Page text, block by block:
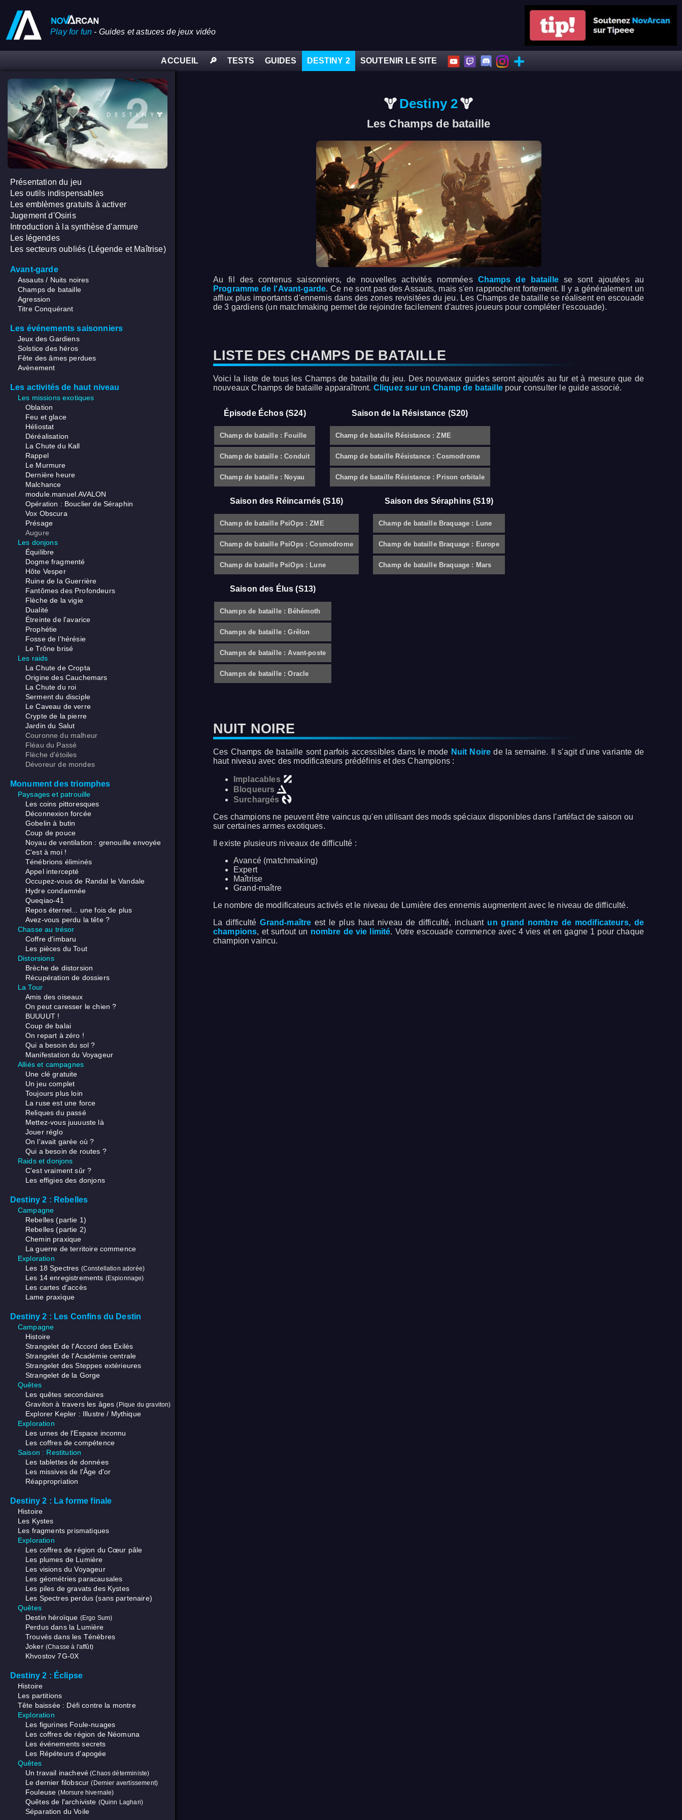
Play for fun - Guides et astuces de jeux vidéo
ACCUEIL 🔎 TESTS GUIDES DESTINY 2 SOUTENIR LE SITE
Présentation du jeu
Les outils indispensables
Les emblèmes gratuits à activer
Jugement d'Osiris
Introduction à la synthèse d'armure
Les légendes
Les secteurs oubliés (Légende et Maîtrise)
Avant-garde
Assauts / Nuits noires
Champs de bataille
Agression
Titre Conquérant
Les événements saisonniers
Jeux des Gardiens
Solstice des héros
Fête des âmes perdues
Avènement
Les activités de haut niveau
Les missions exotiques
Oblation
Feu et glace
Héliostat
Déréalisation
La Chute du Kall
Rappel
Le Murmure
Dernière heure
Malchance
module.manuel.AVALON
Opération : Bouclier de Séraphin
Vox Obscura
Présage
Augure
Les donjons
Équilibre
Dogme fragmenté
Hôte Vesper
Ruine de la Guerrière
Fantômes des Profondeurs
Flèche de la vigie
Dualité
Étreinte de l'avarice
Prophétie
Fosse de l'hérésie
Le Trône brisé
Les raids
La Chute de Cropta
Origine des Cauchemars
La Chute du roi
Serment du disciple
Le Caveau de verre
Crypte de la pierre
Jardin du Salut
Couronne du malheur
Fléau du Passé
Flèche d'étoiles
Dévoreur de mondes
Monument des triomphes
Paysages et patrouille
Les coins pittoresques
Déconnexion forcée
Gobelin à butin
Coup de pouce
Noyau de ventilation : grenouille envoyée
C'est à moi !
Ténébrions éliminés
Appel intercepté
Occupez-vous de Randal le Vandale
Hydre condamnée
Queqiao-41
Repos éternel... une fois de plus
Avez-vous perdu la tête ?
Chasse au trésor
Coffre d'imbaru
Les pièces du Tout
Distorsions
Brèche de distorsion
Récupération de dossiers
La Tour
Amis des oiseaux
On peut caresser le chien ?
BUUUUT !
Coup de balai
On repart à zéro !
Qui a besoin du sol ?
Manifestation du Voyageur
Alliés et campagnes
Une clé gratuite
Un jeu complet
Toujours plus loin
La ruse est une force
Reliques du passé
Mettez-vous juuuuste là
Jouer réglo
On l'avait garée où ?
Qui a besoin de routes ?
Raids et donjons
C'est vraiment sûr ?
Les effigies des donjons
Destiny 2 : Rebelles
Campagne
Rebelles (partie 1)
Rebelles (partie 2)
Chemin praxique
La guerre de territoire commence
Exploration
Les 18 Spectres (Constellation adorée)
Les 14 enregistrements (Espionnage)
Les cartes d'accès
Lame praxique
Destiny 2 : Les Confins du Destin
Campagne
Histoire
Strangelet de l'Accord des Exilés
Strangelet de l'Académie centrale
Strangelet des Steppes extérieures
Strangelet de la Gorge
Quêtes
Les quêtes secondaires
Graviton à travers les âges(Pique du graviton)
Explorer Kepler : Illustre / Mythique
Exploration
Les urnes de l'Espace inconnu
Les coffres de compétence
Saison : Restitution
Les tablettes de données
Les missives de l'Âge d'or
Réappropriation
Destiny 2 : La forme finale
Histoire
Les Kystes
Les fragments prismatiques
Exploration
Les coffres de région du Cœur pâle
Les plumes de Lumière
Les visions du Voyageur
Les géométries paracausales
Les piles de gravats des Kystes
Les Spectres perdus (sans partenaire)
Quêtes
Destin héroïque (Ergo Sum)
Perdus dans la Lumière
Trouvés dans les Ténèbres
Joker (Chasse à l'affût)
Khvostov 7G-0X
Destiny 2 : Éclipse
Histoire
Les partitions
Tête baissée : Défi contre la montre
Exploration
Les figurines Foule-nuages
Les coffres de région de Néomuna
Les événements secrets
Les Répéteurs d'apogée
Quêtes
Un travail inachevé (Chaos déterministe)
Le dernier filobscur(Dernier avertissement)
Fouleuse(Morsure hivernale)
Quêtes de l'archiviste (Quinn Laghari)
Séparation du Voile
Destiny 2
Les Champs de bataille
Au fil des contenus saisonniers, de nouvelles activités nommées Champs de bataillese sont ajoutées au
Programme de l'Avant-garde. Ce ne sont pas des Assauts, mais s'en rapprochent fortement. Il y a généralement un
afflux plus importants d'ennemis dans des zones revisitées du jeu. Les Champs de bataille se réalisent en escouade
de 3 gardiens (un matchmaking permet de rejoindre facilement d'autres joueurs pour compléter l'escouade).
LISTE DES CHAMPS DE BATAILLE
Voici la liste de tous les Champs de bataille du jeu. Des nouveaux guides seront ajoutés au fur et à mesure que de
nouveaux Champs de bataille apparaîtront. Cliquez sur un Champ de bataillepour consulter le guide associé.
Épisode Échos (S24)
Champ de bataille : Fouille
Champ de bataille : Conduit
Champ de bataille : Noyau
Saison de la Résistance (S20)
Champ de bataille Résistance : ZME
Champ de bataille Résistance : Cosmodrome
Champ de bataille Résistance : Prison orbitale
Saison des Réincarnés (S16)
Champ de bataille PsiOps : ZME
Champ de bataille PsiOps : Cosmodrome
Champ de bataille PsiOps : Lune
Saison des Séraphins (S19)
Champ de bataille Braquage : Lune
Champ de bataille Braquage : Europe
Champ de bataille Braquage : Mars
Saison des Élus (S13)
Champs de bataille : Béhémoth
Champs de bataille : Grêlon
Champs de bataille : Avant-poste
Champs de bataille : Oracle
NUIT NOIRE
Ces Champs de bataille sont parfois accessibles dans le mode Nuit Noire de la semaine. Il s'agit d'une variante de
haut niveau avec des modificateurs prédéfinis et des Champions :
Implacables
Bloqueurs
Surchargés
Ces champions ne peuvent être vaincus qu'en utilisant des mods spéciaux disponibles dans l'artéfact de saison ou
sur certaines armes exotiques.
Il existe plusieurs niveaux de difficulté :
Avancé (matchmaking)
Expert
Maîtrise
Grand-maître
Le nombre de modificateurs activés et le niveau de Lumière des ennemis augmentent avec le niveau de difficulté.
La difficultéGrand-maître est le plus haut niveau de difficulté, incluant un grand nombre de modificateurs, de
champions, et surtout un nombre de vie limité. Votre escouade commence avec 4 vies et en gagne 1 pour chaque
champion vaincu.